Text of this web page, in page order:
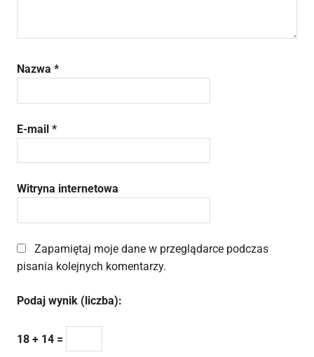
Nazwa *
E-mail *
Witryna internetowa
Zapamiętaj moje dane w przeglądarce podczas
pisania kolejnych komentarzy.
Podaj wynik (liczba):
18 + 14 =